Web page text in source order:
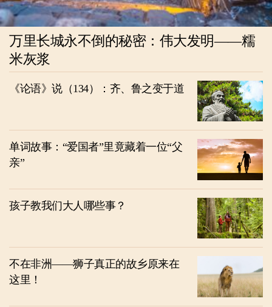
万里长城永不倒的秘密：伟大发明——糯
米灰浆
《论语》说（134）：齐、鲁之变于道
单词故事：“爱国者”里竟藏着一位“父
亲”
孩子教我们大人哪些事？
不在非洲——狮子真正的故乡原来在
这里！